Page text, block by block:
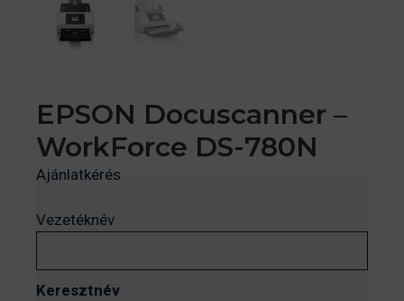
EPSON Docuscanner –
WorkForce DS-780N
Ajánlatkérés
Vezetéknév
Keresztnév